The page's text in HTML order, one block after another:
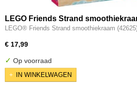
LEGO Friends Strand
LEGO® Friends Strand smoothiekraam
€ 17,99
✓ Op voorraad
IN WINKELWAGEN